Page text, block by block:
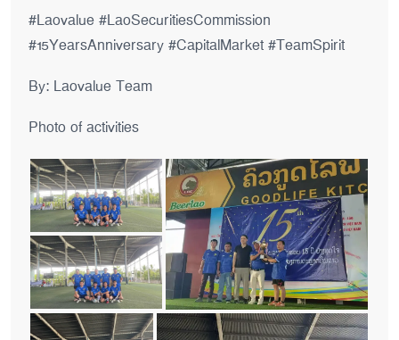
#Laovalue #LaoSecuritiesCommission
#15YearsAnniversary #CapitalMarket #TeamSpirit
By: Laovalue Team
Photo of activities